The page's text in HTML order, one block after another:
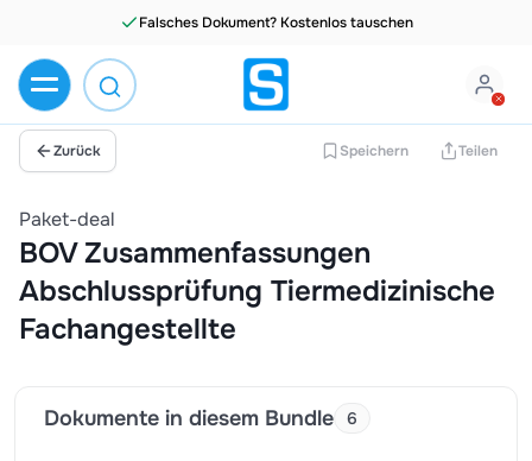
Falsches Dokument? Kostenlos tauschen
Zurück Speichern Teilen
Paket-deal
BOV Zusammenfassungen
Abschlussprüfung Tiermedizinische
Fachangestellte
Dokumente in diesem Bundle 6